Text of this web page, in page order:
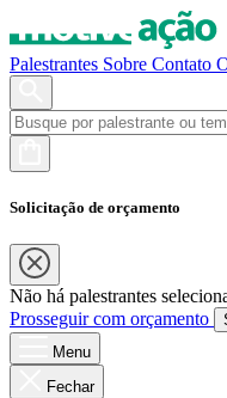
Palestrantes Sobre Contato
Solicitação de orçamento
Não há palestrantes
Prosseguir com orçamento
Menu
Fechar